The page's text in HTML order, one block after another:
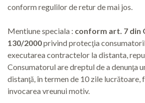
conform regulilor de retur de mai jos.
Mentiune speciala : conform art. 7 din
130/2000privind protecţia
executarea contractelor la distanta,
Consumatorul are dreptul de a denunţa
distanţă, în termen de 10 zile lucrătoare,
invocarea vreunui motiv.